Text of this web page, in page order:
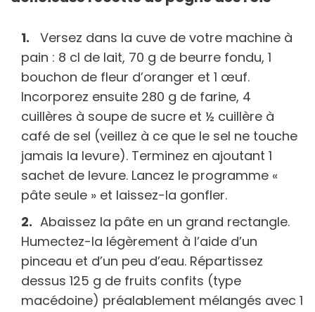
Versez dans la cuve de votre machine à
pain : 8 cl de lait, 70 g de beurre fondu, 1
bouchon de fleur d’oranger et 1 œuf.
Incorporez ensuite 280 g de farine, 4
cuillères à soupe de sucre et ½ cuillère à
café de sel (veillez à ce que le sel ne touche
jamais la levure). Terminez en ajoutant 1
sachet de levure. Lancez le programme «
pâte seule » et laissez-la gonfler.
Abaissez la pâte en un grand rectangle.
Humectez-la légèrement à l’aide d’un
pinceau et d’un peu d’eau. Répartissez
dessus 125 g de fruits confits (type
macédoine) préalablement mélangés avec 1